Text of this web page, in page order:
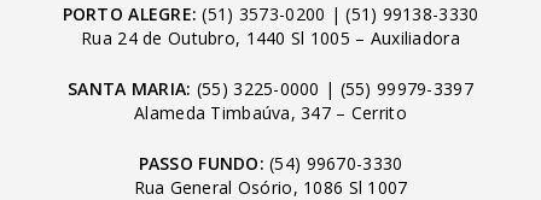
PORTO ALEGRE: (51) 3573-0200 |(51) 99138-3330
Rua 24 de Outubro, 1440 Sl 1005 – Auxiliadora
SANTA MARIA: (55) 3225-0000 | (55) 99979-3397
Alameda Timbaúva, 347 – Cerrito
PASSO FUNDO: (54) 99670-3330
Rua General Osório, 1086 Sl 1007